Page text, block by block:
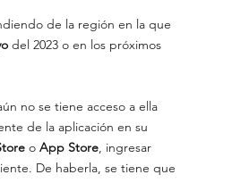
de la región en la que
del 2023 o en los próximos
no se tiene acceso a ella
de la aplicación en su
o App Store , ingresar
De haberla, se tiene que